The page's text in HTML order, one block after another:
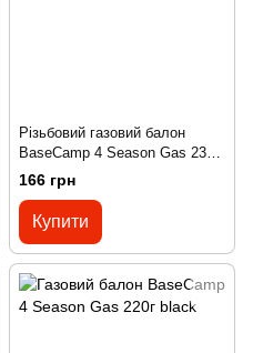
Різьбовий газовий балон
BaseCamp 4 Season Gas 230г
black
166 грн
Купити